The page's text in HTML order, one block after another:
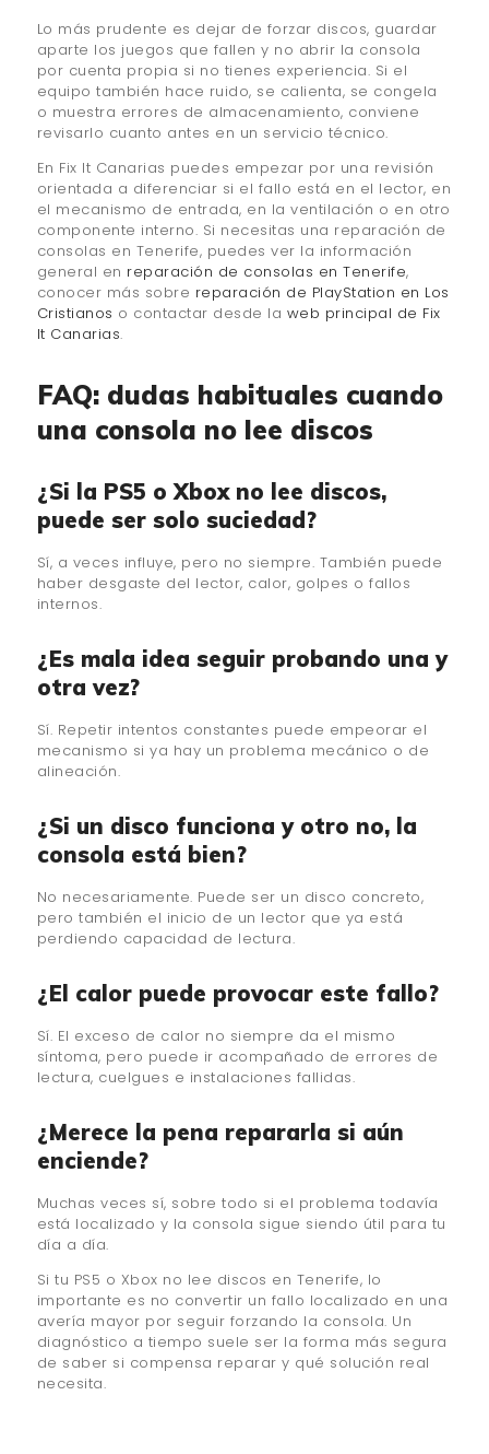
Lo más prudente es dejar de forzar discos, guardar
aparte los juegos que fallen y no abrir la consola
por cuenta propia si no tienes experiencia. Si el
equipo también hace ruido, se calienta, se congela
o muestra errores de almacenamiento, conviene
revisarlo cuanto antes en un servicio técnico.
En Fix It Canarias puedes empezar por una revisión
orientada a diferenciar si el fallo está en el lector, en
el mecanismo de entrada, en la ventilación o en otro
componente interno. Si necesitas una reparación de
consolas en Tenerife, puedes ver la información
general en reparación de consolas en Tenerife,
conocer más sobre reparación de PlayStation en Los
Cristianos o contactar desde la web principal de Fix
It Canarias.
FAQ: dudas habituales cuando
una consola no lee discos
¿Si la PS5 o Xbox no lee discos,
puede ser solo suciedad?
Sí, a veces influye, pero no siempre. También puede
haber desgaste del lector, calor, golpes o fallos
internos.
¿Es mala idea seguir probando una y
otra vez?
Sí. Repetir intentos constantes puede empeorar el
mecanismo si ya hay un problema mecánico o de
alineación.
¿Si un disco funciona y otro no, la
consola está bien?
No necesariamente. Puede ser un disco concreto,
pero también el inicio de un lector que ya está
perdiendo capacidad de lectura.
¿El calor puede provocar este fallo?
Sí. El exceso de calor no siempre da el mismo
síntoma, pero puede ir acompañado de errores de
lectura, cuelgues e instalaciones fallidas.
¿Merece la pena repararla si aún
enciende?
Muchas veces sí, sobre todo si el problema todavía
está localizado y la consola sigue siendo útil para tu
día a día.
Si tu PS5 o Xbox no lee discos en Tenerife, lo
importante es no convertir un fallo localizado en una
avería mayor por seguir forzando la consola. Un
diagnóstico a tiempo suele ser la forma más segura
de saber si compensa reparar y qué solución real
necesita.